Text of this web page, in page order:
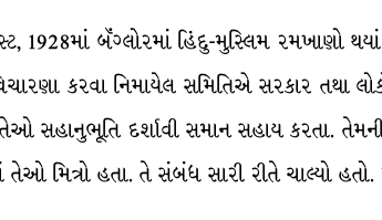
1928માં બૅંગ્લોરમાં હિંદુ-મુસ્લિમ રમખાણો થયાં
કરવા નિમાયેલ સમિતિએ સરકાર તથા
તેઓ સહાનુભૂતિ દર્શાવી સમાન સહાય કરતા. તેમની
તેઓ મિત્રો હતા. તે સંબંધ સારી રીતે ચાલ્યો